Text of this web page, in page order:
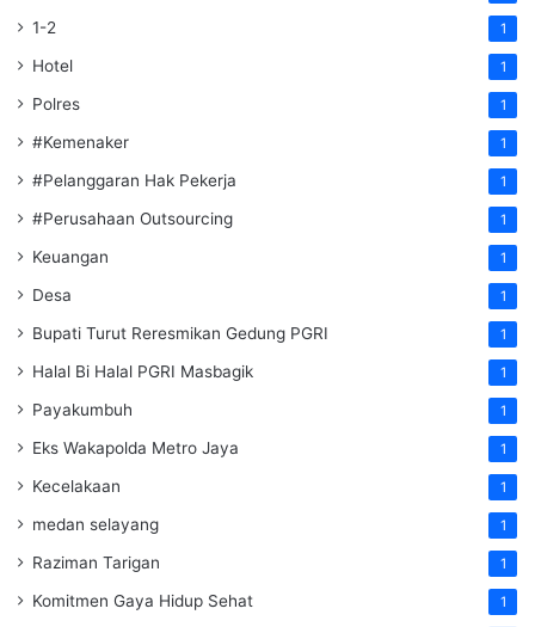
1-2 1
Hotel 1
Polres 1
#Kemenaker 1
#Pelanggaran Hak Pekerja 1
#Perusahaan Outsourcing 1
Keuangan 1
Desa 1
Bupati Turut Reresmikan Gedung PGRI 1
Halal Bi Halal PGRI Masbagik 1
Payakumbuh 1
Eks Wakapolda Metro Jaya 1
Kecelakaan 1
medan selayang 1
Raziman Tarigan 1
Komitmen Gaya Hidup Sehat 1